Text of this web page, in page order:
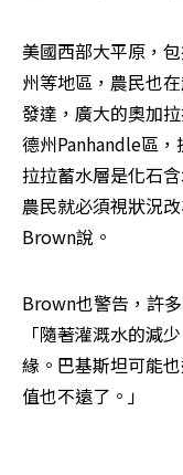
美國西部大平原，
州等地區，農民也
發達，廣大的奧加
德州Panhandle區
拉拉蓄水層是化石
農民就必須視狀況
Brown說。
Brown也警告，許
「隨著灌溉水的減
緣。巴基斯坦可能
值也不遠了。」